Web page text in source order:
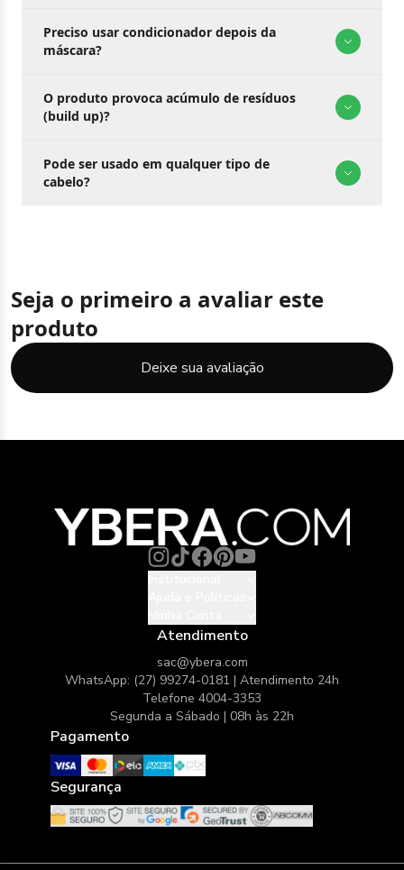
Preciso usar condicionador depois da
máscara?
O produto provoca acúmulo de resíduos
(build up)?
Pode ser usado em qualquer tipo de
cabelo?
Seja o primeiro a avaliar este
produto
Deixe sua avaliação
Atendimento
sac@ybera.com
WhatsApp: (27) 99274-0181 | Atendimento 24h
Telefone 4004-3353
Segunda a Sábado | 08h às 22h
Pagamento
Segurança